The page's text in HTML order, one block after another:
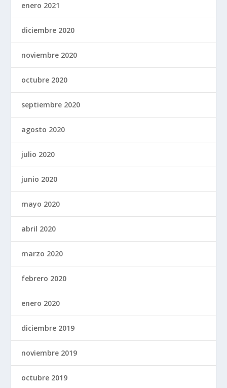
enero 2021
diciembre 2020
noviembre 2020
octubre 2020
septiembre 2020
agosto 2020
julio 2020
junio 2020
mayo 2020
abril 2020
marzo 2020
febrero 2020
enero 2020
diciembre 2019
noviembre 2019
octubre 2019